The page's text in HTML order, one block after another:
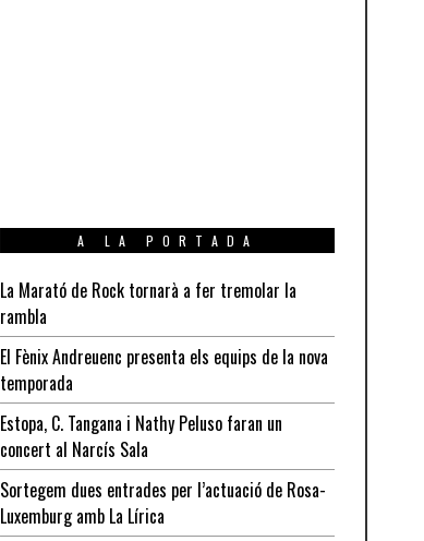
A LA PORTADA
La Marató de Rock tornarà a fer tremolar la
rambla
El Fènix Andreuenc presenta els equips de la nova
temporada
Estopa, C. Tangana i Nathy Peluso faran un
concert al Narcís Sala
Sortegem dues entrades per l’actuació de Rosa-
Luxemburg amb La Lírica